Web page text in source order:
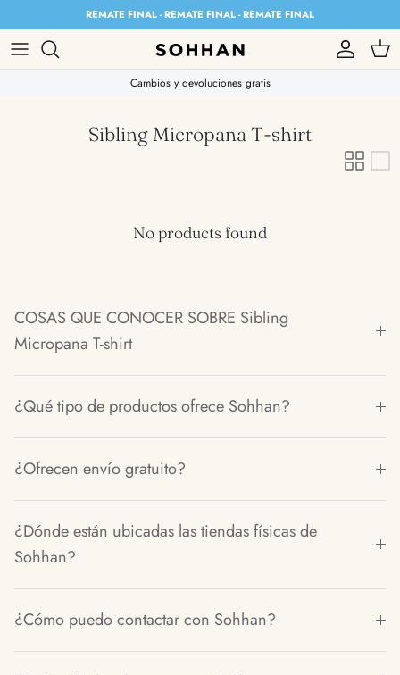
REMATE FINAL - REMATE FINAL - REMATE FINAL
Account
Cart
Cambios y devoluciones gratis
Sibling Micropana T-shirt
No products found
COSAS QUE CONOCER SOBRE Sibling
Micropana T-shirt
¿Qué tipo de productos ofrece Sohhan?
¿Ofrecen envío gratuito?
¿Dónde están ubicadas las tiendas físicas de
Sohhan?
¿Cómo puedo contactar con Sohhan?